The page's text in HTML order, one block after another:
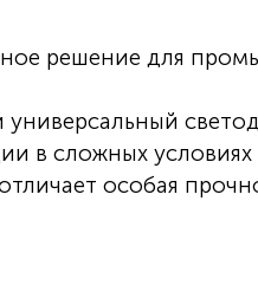
решение для
универсальный
в сложных
особая